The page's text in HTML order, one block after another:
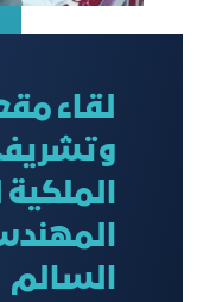
لقاء
وتشريف
السالم